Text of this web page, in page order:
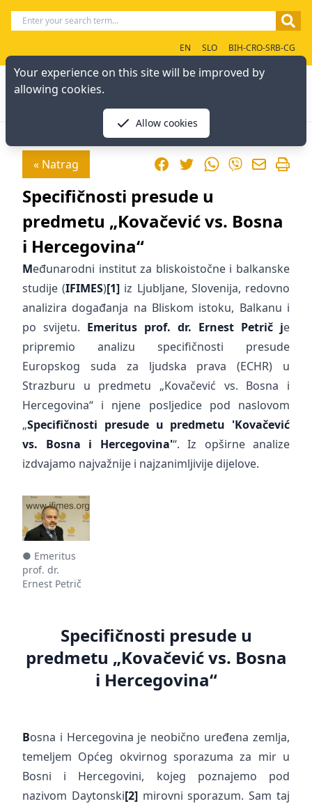
EN SLO BIH-CRO-SRB-CG
« Natrag FacebookTwitterWhatsApp
Viber
Specifičnosti presude u
predmetu „Kovačević vs. Bosna
i Hercegovina“
Međunarodni institut za bliskoistočne i balkanske
studije (IFIMES)[1] iz Ljubljane, Slovenija, redovno
analizira događanja na Bliskom istoku, Balkanu i
po svijetu. Emeritus prof. dr. Ernest Petrič je
pripremio analizu specifičnosti presude
Europskog suda za ljudska prava (ECHR) u
Strazburu u predmetu „Kovačević vs. Bosna i
Hercegovina“ i njene posljedice pod naslovom
„Specifičnosti presude u predmetu 'Kovačević
vs. Bosna i Hercegovina'“. Iz opširne analize
izdvajamo najvažnije i najzanimljivije dijelove.
● Emeritus
prof. dr.
Ernest Petrič
Specifičnosti presude u
predmetu „Kovačević vs. Bosna
i Hercegovina“
Bosna i Hercegovina je neobično uređena zemlja,
temeljem Općeg okvirnog sporazuma za mir u
Bosni i Hercegovini, kojeg poznajemo pod
nazivom Daytonski[2]mirovni sporazum. Sam taj
Your experience on this site will be improved by
allowing cookies.
Allow cookies